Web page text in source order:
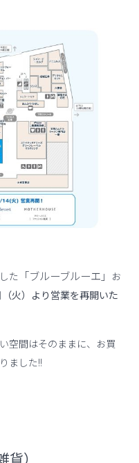
た 「ブルーブルーエ」 お
火）より営業を再開いた
空間はそのままに、お買
ました!!
）